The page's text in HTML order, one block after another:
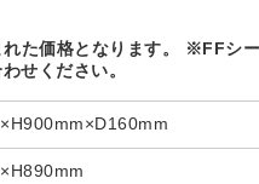
価格となります。 ※FFシ
せください。